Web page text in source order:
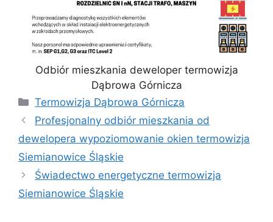
Odbiór mieszkania deweloper termowizja
Dąbrowa Górnicza
Kategorie
Termowizja Dąbrowa Górnicza
Profesjonalny odbiór mieszkania od
dewelopera wypoziomowanie okien termowizja
Siemianowice Śląskie
Świadectwo energetyczne termowizja
Siemianowice Śląskie